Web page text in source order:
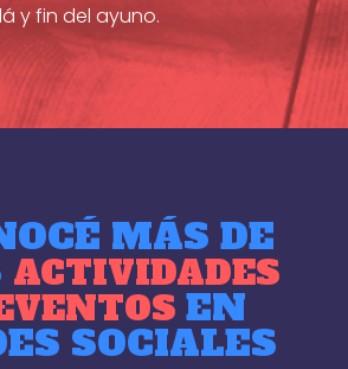
y fin del ayuno.
MÁS DE
ACTIVIDADES
EN
SOCIALES